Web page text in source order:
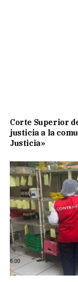
Corte Superior
justicia a la
Justicia»